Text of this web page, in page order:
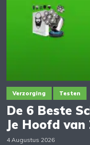
Verzorging Testen
De 6 Beste
Je Hoofd van
4 Augustus 2026